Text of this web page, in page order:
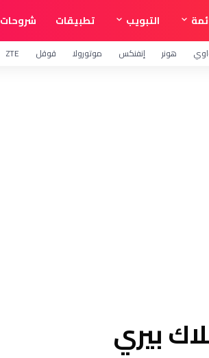
التبويب تطبيقات شروحات
هونر إنفنكس موتورولا قوقل ZTE
بيري